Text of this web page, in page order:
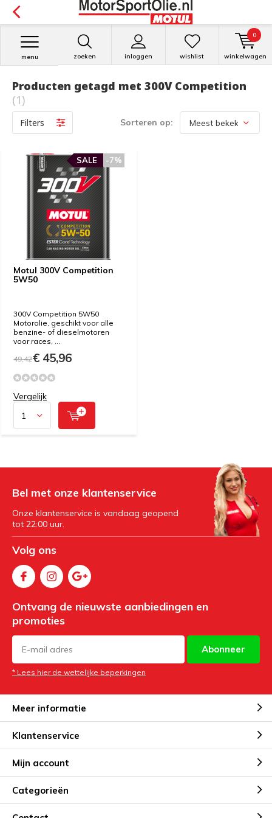
zoeken inloggen
menu wishlist winkelwagen
0
Producten getagd met 300V Competition
(1)
Filters Sorteren op:
Motul 300V Competition
5W50
-7%
SALE
300V Competition 5W50
Motorolie, geschikt voor alle
benzine- of dieselmotoren
voor races, ...
49,42€ 45,96
Vergelijk
Bel met onze klantenservice
Onze klantenservice is vandaag geopend
tot 22:00 uur.
Volg ons
Ontvang de nieuwste aanbiedingen en
promoties
Abonneer
* Lees hier de wettelijke beperkingen
Meer informatie
Klantenservice
Mijn account
Categorieën